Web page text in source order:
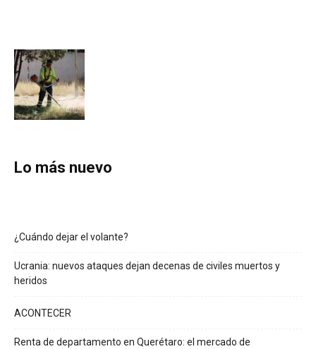
Lo más nuevo
¿Cuándo dejar el volante?
Ucrania: nuevos ataques dejan decenas de civiles muertos y
heridos
ACONTECER
Renta de departamento en Querétaro: el mercado de